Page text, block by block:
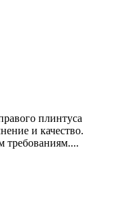
плинтуса
и качество.
требованиям....